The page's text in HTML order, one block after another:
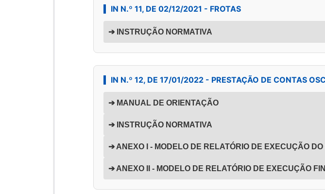
IN N.º 11, DE 02/12/2021 - FROTAS
➔ INSTRUÇÃO NORMATIVA
IN N.º 12, DE 17/01/2022 - PRESTAÇÃO DE CONTAS
➔ MANUAL DE ORIENTAÇÃO
➔ INSTRUÇÃO NORMATIVA
➔ ANEXO I - MODELO DE RELATÓRIO DE EXECUÇÃO
➔ ANEXO II - MODELO DE RELATÓRIO DE EXECUÇÃO